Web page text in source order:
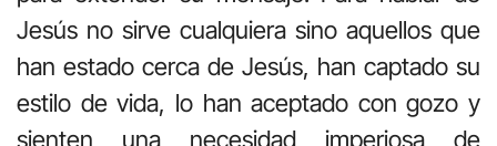
Jesús no sirve cualquiera sino aquellos que
han estado cerca de Jesús, han captado su
estilo de vida, lo han aceptado con gozo y
sienten una necesidad imperiosa de